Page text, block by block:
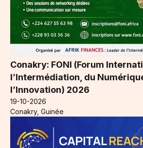
Conakry: FONI (Forum
l’Intermédiation, du
l’Innovation) 2026
19-10-2026
Conakry, Guinée